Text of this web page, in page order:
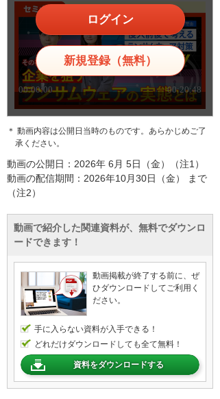
ログイン
新規登録（無料）
＊ 動画内容は公開日当時のものです。あらかじめご了
承ください。
動画の公開日：2026年 6月 5日（金）（注1）
動画の配信期間：2026年10月30日（金） まで
（注2）
動画で紹介した関連資料が、無料でダウンロ
ードできます！
動画掲載が終了する前に、ぜ
ひダウンロードしてご利用く
ださい。
手に入らない資料が入手できる！
どれだけダウンロードしても全て無料！
資料をダウンロードする